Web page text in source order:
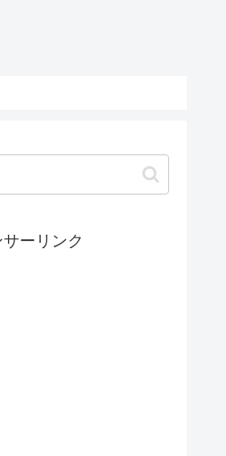
ーリンク